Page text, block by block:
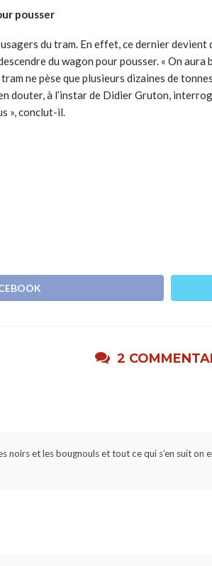
pousser
du tram. En effet, ce dernier
du wagon pour pousser. « On aura
tram ne pèse que plusieurs dizaines de
douter, à l’instar de Didier Gruton,
», conclut-il.
2
noirs et les bougnouls et tout ce qui s’en suit